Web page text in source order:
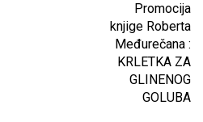
Promocija
knjige Roberta
Međurečana :
KRLETKA ZA
GLINENOG
GOLUBA